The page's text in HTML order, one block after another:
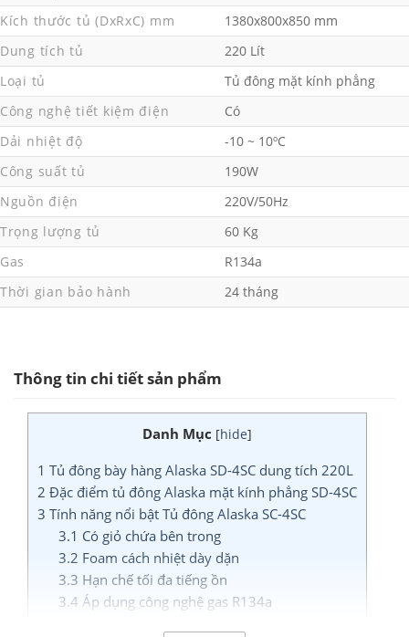
Kích thước tủ (DxRxC) mm
1380x800x850 mm
Dung tích tủ
220 Lít
Loại tủ
Tủ đông mặt kính phẳng
Công nghệ tiết kiệm điện
Có
Dải nhiệt độ
-10 ~ 10ºC
Công suất tủ
190W
Nguồn điện
220V/50Hz
Trọng lượng tủ
60 Kg
Gas
R134a
Thời gian bảo hành
24 tháng
Thông tin chi tiết sản phẩm
Danh Mục [hide]
1 Tủ đông bày hàng Alaska SD-4SC dung tích 220L
2 Đặc điểm tủ đông Alaska mặt kính phẳng SD-4SC
3 Tính năng nổi bật Tủ đông Alaska SC-4SC
3.1 Có giỏ chứa bên trong
3.2 Foam cách nhiệt dày dặn
3.3 Hạn chế tối đa tiếng ồn
3.4 Áp dụng công nghệ gas R134a